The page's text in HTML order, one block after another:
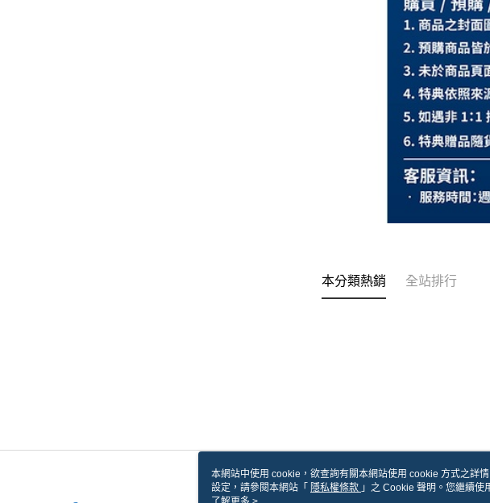
本分類熱銷 全站排行
關於我們
本網站中使用 cookie，欲查詢有關本網站使用 cookie 方式之詳
設定，請參閱本網站「 隱私權條款 」之 Cookie 聲明。您繼續使